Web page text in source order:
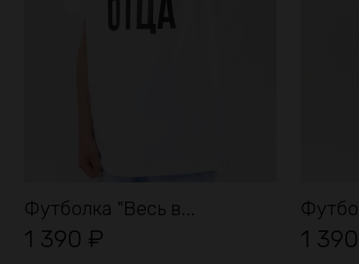
Футболка "Весь в...
1 390 ₽ 1